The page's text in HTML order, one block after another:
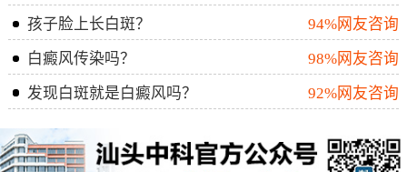
孩子脸上长白斑？
94%网友咨询
白癜风传染吗？
98%网友咨询
发现白斑就是白癜风吗？
92%网友咨询